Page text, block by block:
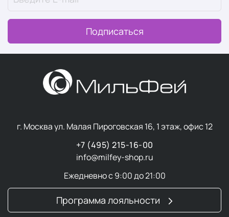
воспаление и угревая сыпь
нарушение кожного дыхания и питания
потеря эластичности
гиперпигментация
тусклый цвет
неровный тон
Лучшим решением будет ежедневный, тщательный и
в соответствии с возрастом, типом кожи, а
также наличием и выраженностью кожных дефектов.
Регулярное выполнение простых, но эффективных
процедур — очищение, увлажнение и защита — может
существенно улучшить состояние и внешний вид
Подписаться
г. Москва ул. Малая Пироговская 16, 1 этаж, офис 12
+7 (495) 215-16-00
info@milfey-shop.ru
Ежедневно с 9:00 до 21:00
Программа лояльности